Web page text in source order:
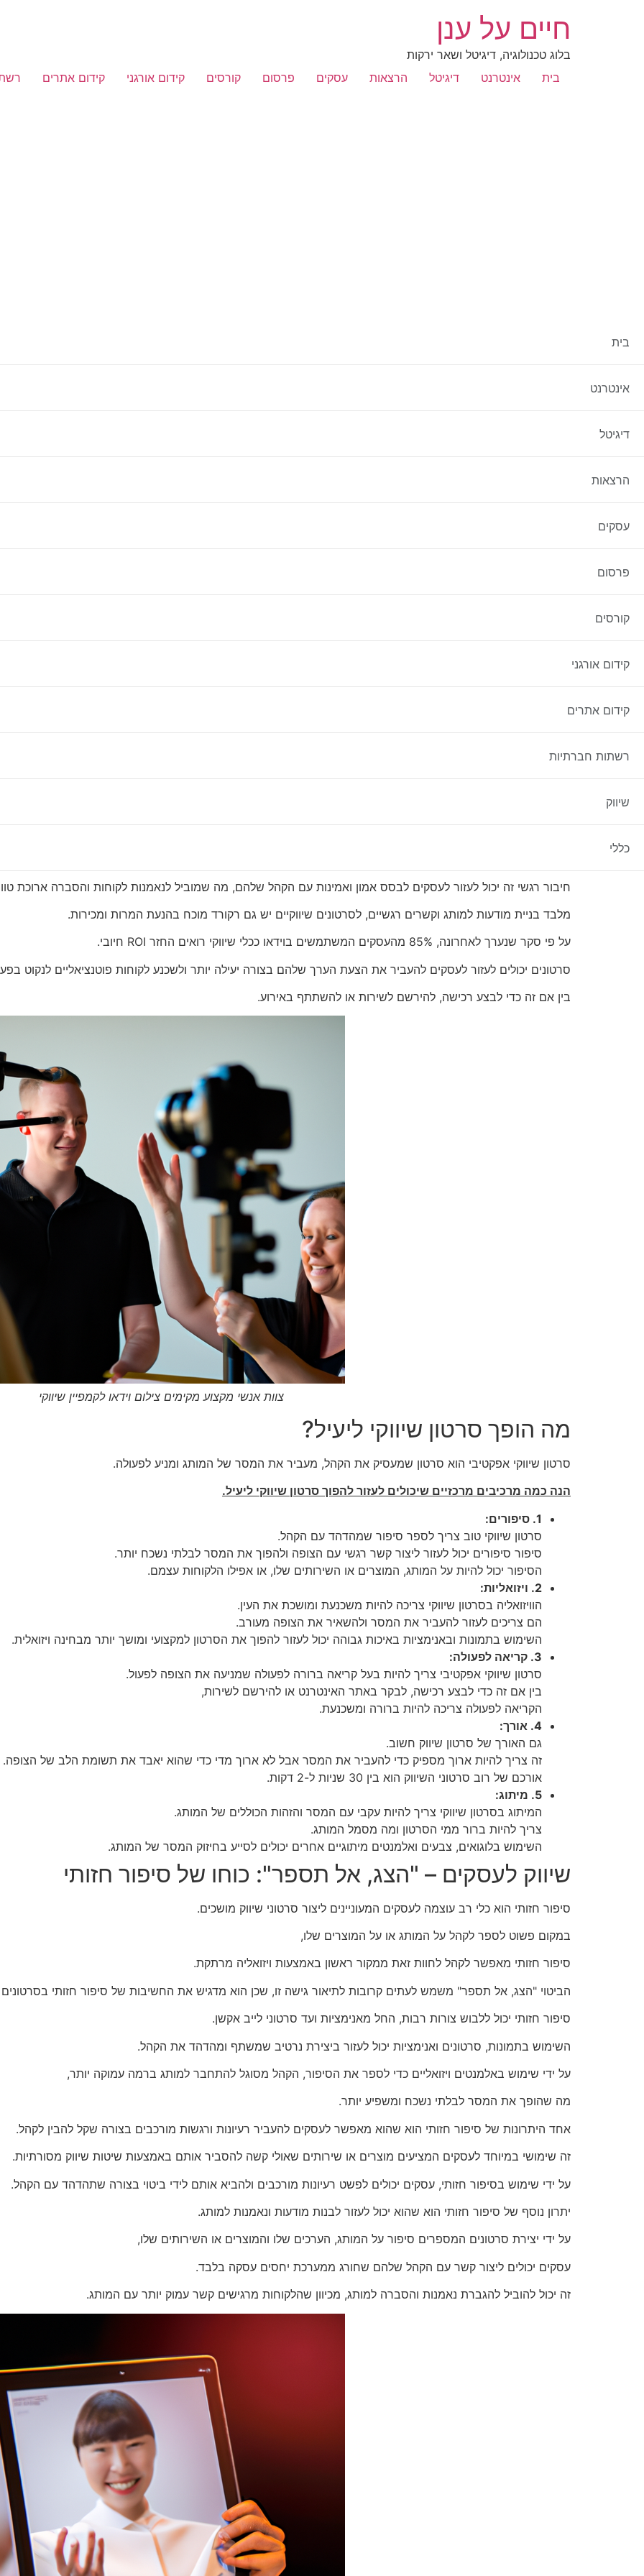
חיים על ענן
בלוג טכנולוגיה, דיגיטל ושאר ירקות
בית
אינטרנט דיגיטל הרצאות עסקים פרסום קורסים קידום אורגני קידום אתרים
בית
אינטרנט
דיגיטל
הרצאות
עסקים
פרסום
קורסים
קידום אורגני
קידום אתרים
רשתות חברתיות
שיווק
כללי
גלה את החשיבות של הפקת וידאו שיווקית לעסקים, כולל השפעתה הפוטנציאלית על מכירות, זיהוי מותג ומעורבות
מדוע סרטוני שיווק חיוניים לעסקים?
בעידן הדיגיטלי של היום, שבו צרכנים נחשפים לכמות עצומה של מידע,
חיבור רגשי זה יכול לעזור לעסקים לבסס אמון ואמינות עם הקהל שלהם, מה שמוביל לנאמנות לקוחות והסברה ארוכת
מלבד בניית מודעות למותג וקשרים רגשיים, לסרטונים שיווקיים יש גם רקורד מוכח בהנעת המרות ומכירות.
על פי סקר שנערך לאחרונה, 85% מהעסקים המשתמשים בוידאו ככלי שיווקי רואים החזר ROI חיובי.
סרטונים יכולים לעזור לעסקים להעביר את הצעת הערך שלהם בצורה יעילה יותר ולשכנע לקוחות פוטנציאליים לנקוט
בין אם זה כדי לבצע רכישה, להירשם לשירות או להשתתף באירוע.
צוות אנשי מקצוע מקימים צילום וידאו לקמפיין שיווקי
מה הופך סרטון שיווקי ליעיל?
סרטון שיווקי אפקטיבי הוא סרטון שמעסיק את הקהל, מעביר את המסר של המותג ומניע לפעולה.
הנה כמה מרכיבים מרכזיים שיכולים לעזור להפוך סרטון שיווקי ליעיל.
1. סיפורים:
סרטון שיווקי טוב צריך לספר סיפור שמהדהד עם הקהל.
סיפור סיפורים יכול לעזור ליצור קשר רגשי עם הצופה ולהפוך את המסר לבלתי נשכח יותר.
הסיפור יכול להיות על המותג, המוצרים או השירותים שלו, או אפילו הלקוחות עצמם.
2. ויזואליות:
הוויזואליה בסרטון שיווקי צריכה להיות משכנעת ומושכת את העין.
הם צריכים לעזור להעביר את המסר ולהשאיר את הצופה מעורב.
השימוש בתמונות ובאנימציות באיכות גבוהה יכול לעזור להפוך את הסרטון למקצועי ומושך יותר מבחינה ויזואלית.
3. קריאה לפעולה:
סרטון שיווקי אפקטיבי צריך להיות בעל קריאה ברורה לפעולה שמניעה את הצופה לפעול.
בין אם זה כדי לבצע רכישה, לבקר באתר האינטרנט או להירשם לשירות,
הקריאה לפעולה צריכה להיות ברורה ומשכנעת.
4. אורך:
גם האורך של סרטון שיווק חשוב.
זה צריך להיות ארוך מספיק כדי להעביר את המסר אבל לא ארוך מדי כדי שהוא יאבד את תשומת הלב של הצופה.
אורכם של רוב סרטוני השיווק הוא בין 30 שניות ל-2 דקות.
5. מיתוג:
המיתוג בסרטון שיווקי צריך להיות עקבי עם המסר והזהות הכוללים של המותג.
צריך להיות ברור ממי הסרטון ומה מסמל המותג.
השימוש בלוגואים, צבעים ואלמנטים מיתוגיים אחרים יכולים לסייע בחיזוק המסר של המותג.
שיווק לעסקים – "הצג, אל תספר": כוחו של סיפור חזותי
סיפור חזותי הוא כלי רב עוצמה לעסקים המעוניינים ליצור סרטוני שיווק מושכים.
במקום פשוט לספר לקהל על המותג או על המוצרים שלו,
סיפור חזותי מאפשר לקהל לחוות זאת ממקור ראשון באמצעות ויזואליה מרתקת.
הביטוי "הצג, אל תספר" משמש לעתים קרובות לתיאור גישה זו, שכן הוא מדגיש את החשיבות של סיפור חזותי בסרטונים
סיפור חזותי יכול ללבוש צורות רבות, החל מאנימציות ועד סרטוני לייב אקשן.
השימוש בתמונות, סרטונים ואנימציות יכול לעזור ביצירת נרטיב שמשתף ומהדהד את הקהל.
על ידי שימוש באלמנטים ויזואליים כדי לספר את הסיפור, הקהל מסוגל להתחבר למותג ברמה עמוקה יותר,
מה שהופך את המסר לבלתי נשכח ומשפיע יותר.
אחד היתרונות של סיפור חזותי הוא שהוא מאפשר לעסקים להעביר רעיונות ורגשות מורכבים בצורה שקל להבין לקהל.
זה שימושי במיוחד לעסקים המציעים מוצרים או שירותים שאולי קשה להסביר אותם באמצעות שיטות שיווק מסורתיות.
על ידי שימוש בסיפור חזותי, עסקים יכולים לפשט רעיונות מורכבים ולהביא אותם לידי ביטוי בצורה שתהדהד עם הקהל.
יתרון נוסף של סיפור חזותי הוא שהוא יכול לעזור לבנות מודעות ונאמנות למותג.
על ידי יצירת סרטונים המספרים סיפור על המותג, הערכים שלו והמוצרים או השירותים שלו,
עסקים יכולים ליצור קשר עם הקהל שלהם שחורג ממערכת יחסים עסקה בלבד.
זה יכול להוביל להגברת נאמנות והסברה למותג, מכיוון שהלקוחות מרגישים קשר עמוק יותר עם המותג.